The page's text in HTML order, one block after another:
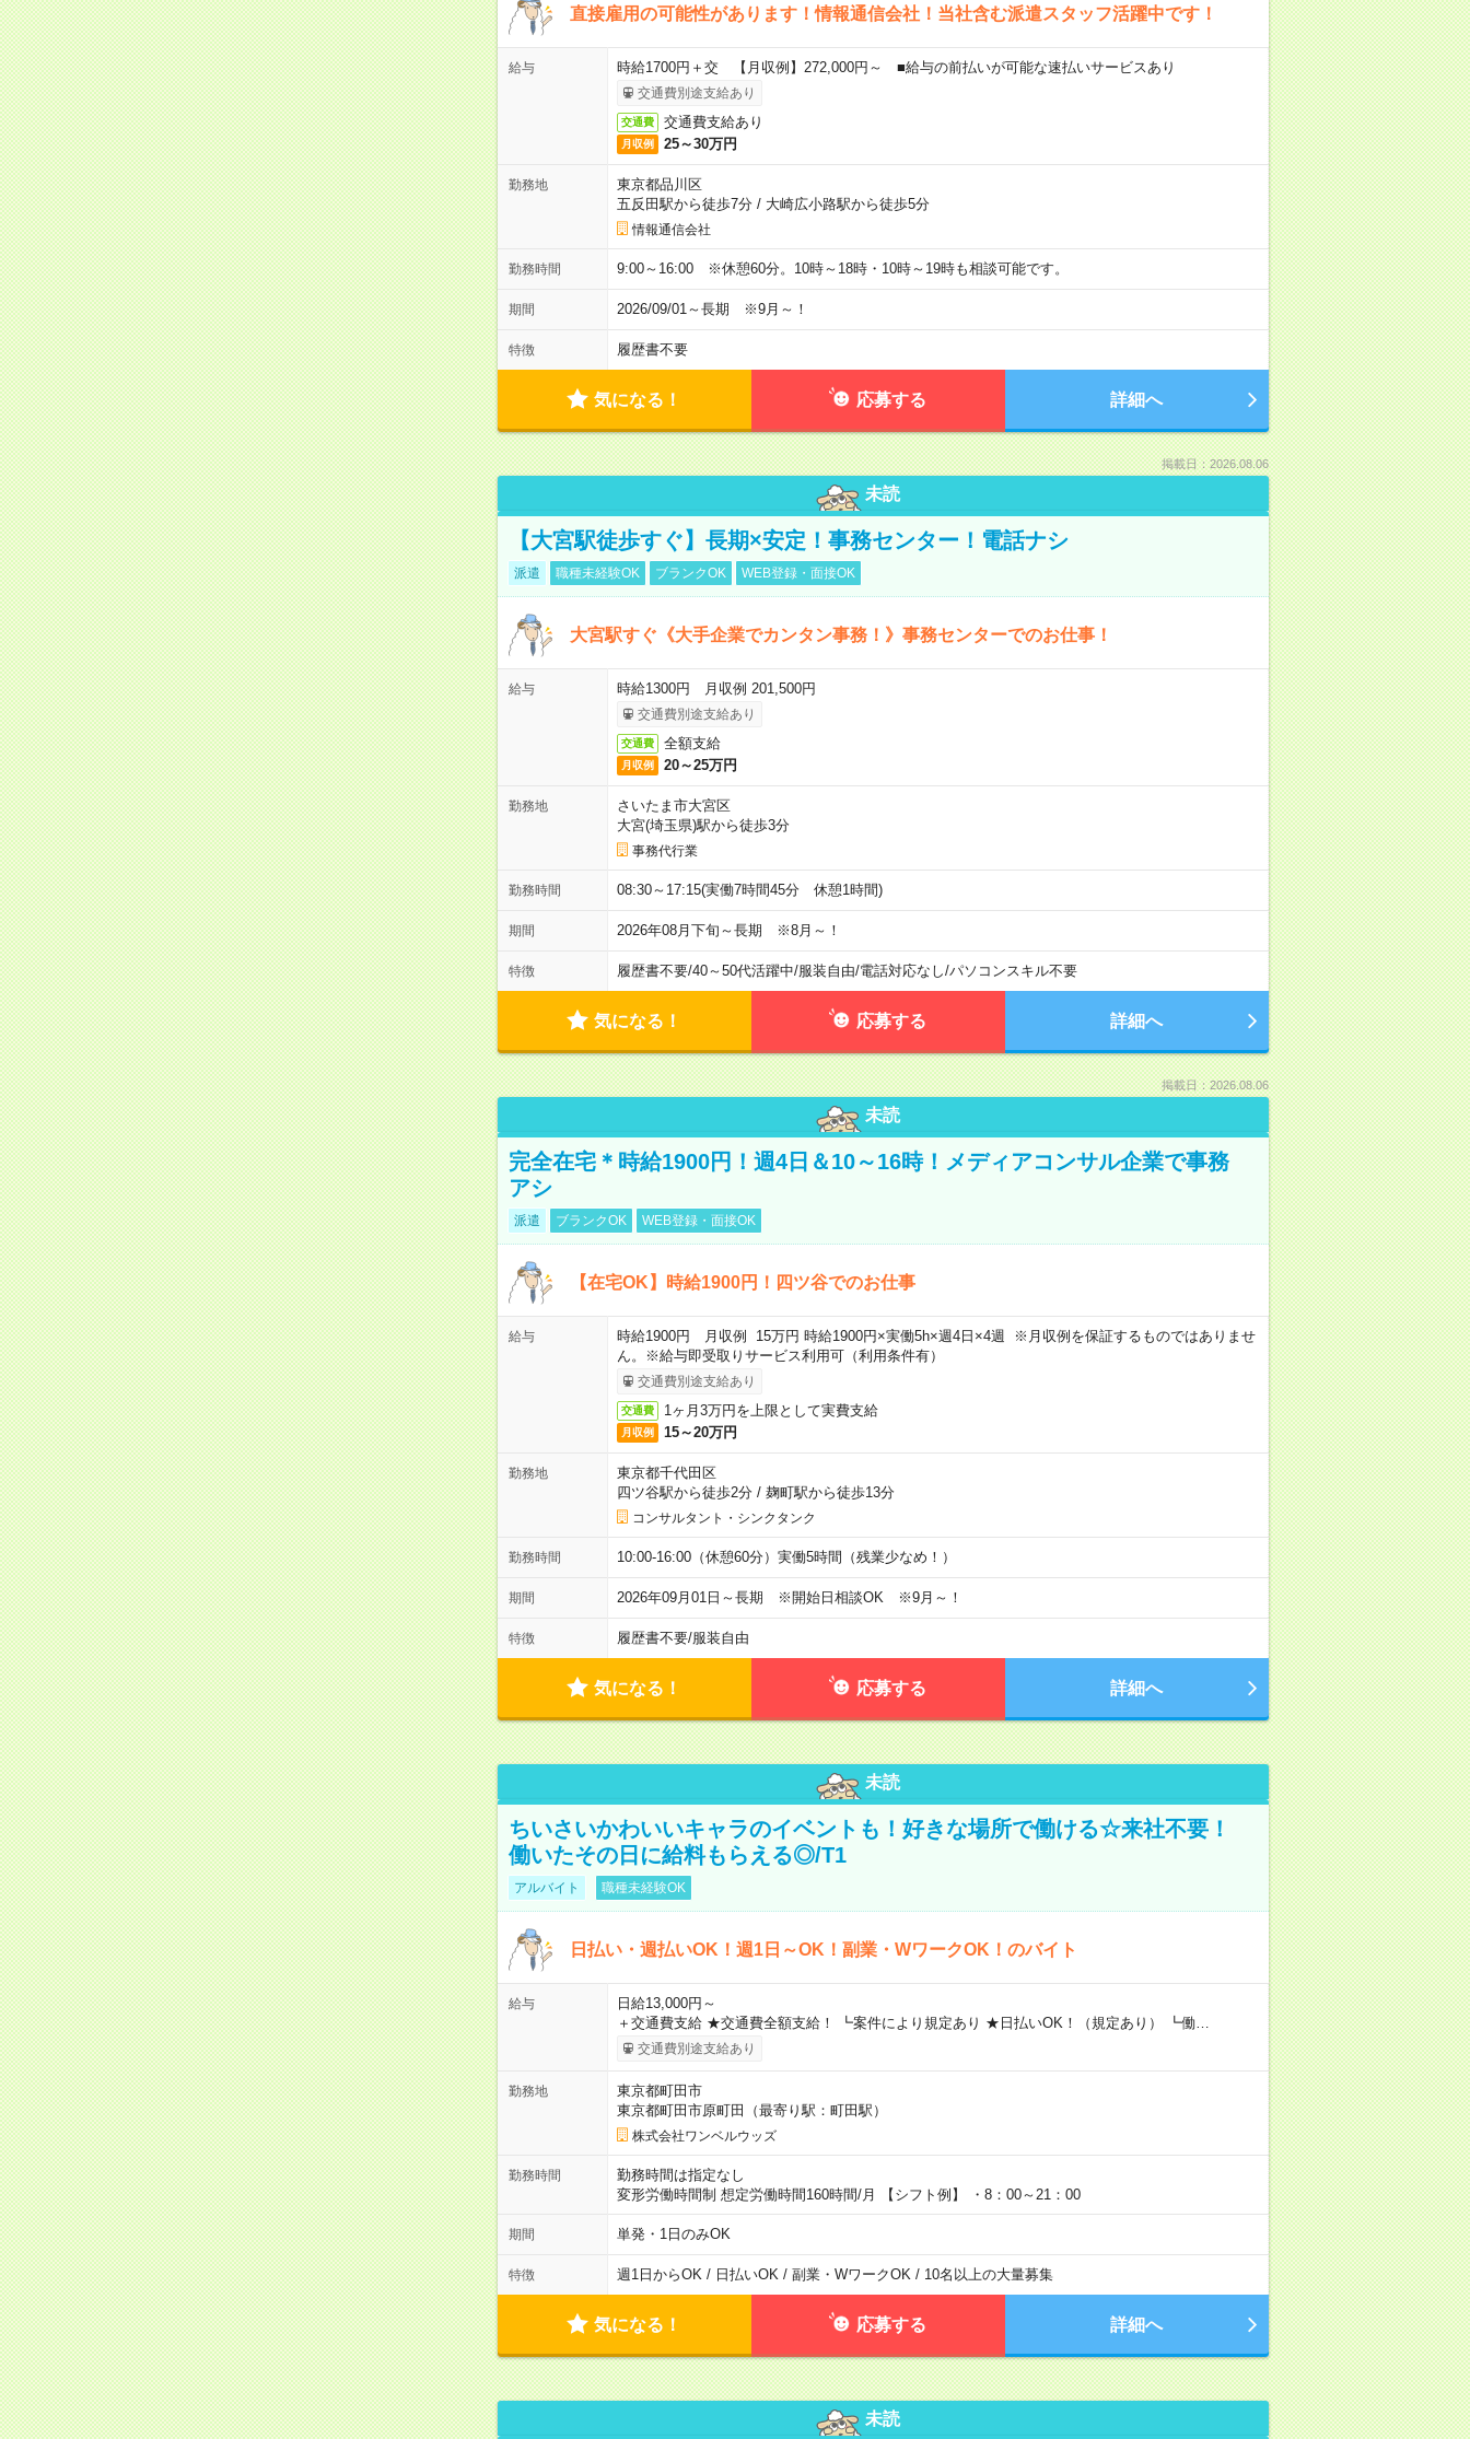
直接雇用の可能性があります！情報通信会社！当社含む派遣スタッフ活躍中です！
給与 時給1700円＋交 【月収例】272,000円～ ■給与の前払いが可能な速払いサービスあり
交通費別途支給あり
交通費 交通費支給あり
月収例 25～30万円
勤務地
東京都品川区
五反田駅から徒歩7分/ 大崎広小路駅から徒歩5分
情報通信会社
勤務時間 9:00～16:00 ※休憩60分。10時～18時・10時～19時も相談可能です。
期間 2026/09/01～長期 ※9月～！
特徴 履歴書不要
気になる！ 応募する 詳細へ
掲載日：2026.08.06
未読
【大宮駅徒歩すぐ】長期×安定！事務センター！電話ナシ
派遣 職種未経験OK ブランクOK WEB登録・面接OK
大宮駅すぐ《大手企業でカンタン事務！》事務センターでのお仕事！
給与 時給1300円 月収例 201,500円
交通費別途支給あり
交通費 全額支給
月収例 20～25万円
勤務地
さいたま市大宮区
大宮(埼玉県)駅から徒歩3分
事務代行業
勤務時間 08:30～17:15(実働7時間45分 休憩1時間)
期間 2026年08月下旬～長期 ※8月～！
特徴 履歴書不要/40～50代活躍中/服装自由/電話対応なし/パソコンスキル不要
気になる！ 応募する 詳細へ
掲載日：2026.08.06
未読
完全在宅＊時給1900円！週4日＆10～16時！メディアコンサル企業で事務
アシ
派遣 ブランクOK WEB登録・面接OK
【在宅OK】時給1900円！四ツ谷でのお仕事
給与
時給1900円 月収例 15万円 時給1900円×実働5h×週4日×4週 ※月収例を保証するものではありませ
ん。※給与即受取りサービス利用可（利用条件有）
交通費別途支給あり
交通費 1ヶ月3万円を上限として実費支給
月収例 15～20万円
勤務地
東京都千代田区
四ツ谷駅から徒歩2分/ 麹町駅から徒歩13分
コンサルタント・シンクタンク
勤務時間 10:00-16:00（休憩60分）実働5時間（残業少なめ！）
期間 2026年09月01日～長期 ※開始日相談OK ※9月～！
特徴 履歴書不要/服装自由
気になる！ 応募する 詳細へ
未読
ちいさいかわいいキャラのイベントも！好きな場所で働ける☆来社不要！
働いたその日に給料もらえる◎/T1
アルバイト 職種未経験OK
日払い・週払いOK！週1日～OK！副業・WワークOK！のバイト
給与
日給13,000円～
＋交通費支給 ★交通費全額支給！ ┗案件により規定あり ★日払いOK！（規定あり） ┗働…
交通費別途支給あり
勤務地
東京都町田市
東京都町田市原町田（最寄り駅：町田駅）
株式会社ワンベルウッズ
勤務時間
勤務時間は指定なし
変形労働時間制 想定労働時間160時間/月 【シフト例】 ・8：00～21：00
期間 単発・1日のみOK
特徴 週1日からOK / 日払いOK / 副業・WワークOK / 10名以上の大量募集
気になる！ 応募する 詳細へ
未読